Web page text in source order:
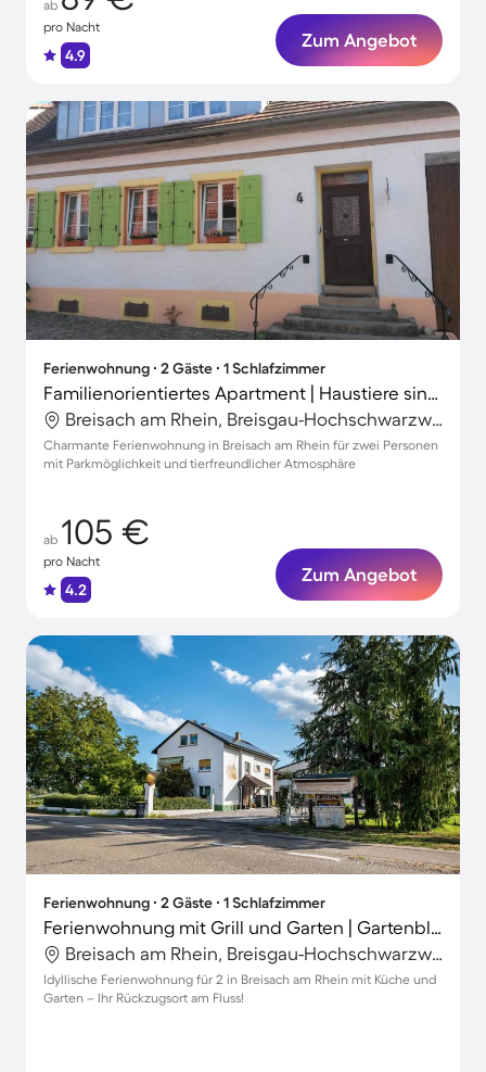
ab
pro Nacht
4.9
Zum Angebot
Ferienwohnung ∙ 2 Gäste ∙ 1 Schlafzimmer
Familienorientiertes Apartment | Haustiere sind willkommen
Breisach am Rhein, Breisgau-Hochschwarzwald, Deutschland
Charmante Ferienwohnung in Breisach am Rhein für zwei Personen
mit Parkmöglichkeit und tierfreundlicher Atmosphäre
ab 105 €
pro Nacht
4.2
Zum Angebot
Ferienwohnung ∙ 2 Gäste ∙ 1 Schlafzimmer
Ferienwohnung mit Grill und Garten | Gartenblick
Breisach am Rhein, Breisgau-Hochschwarzwald, Deutschland
Idyllische Ferienwohnung für 2 in Breisach am Rhein mit Küche und
Garten – Ihr Rückzugsort am Fluss!